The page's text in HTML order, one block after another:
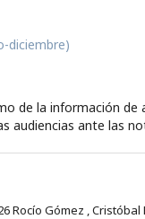
diciembre)
de la información de
audiencias ante las
Rocío Gómez ,